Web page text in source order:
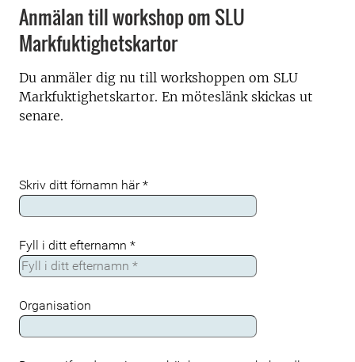
Anmälan till workshop om SLU
Markfuktighetskartor
Du anmäler dig nu till workshoppen om SLU
Markfuktighetskartor. En möteslänk skickas ut
senare.
Skriv ditt förnamn här*
Fyll i ditt efternamn *
Organisation